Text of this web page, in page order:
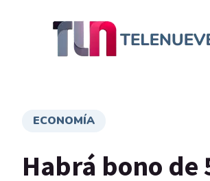
ECONOMÍA
Habrá bono de